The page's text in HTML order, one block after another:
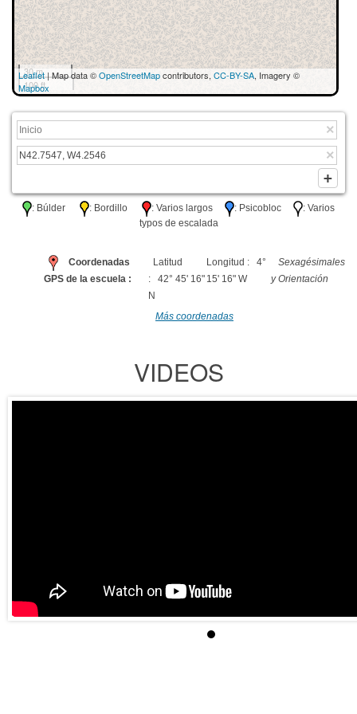
30 m
100 ft
Leaflet| Map data ©OpenStreetMapcontributors, CC-BY-SA, Imagery ©
Mapbox
: Búlder : Bordillo : Varios largos : Psicobloc
: Varios
typos de escalada
Coordenadas
GPS de la escuela :
Latitud
: 42° 45' 16"
N
Longitud : 4°
15' 16" W
Sexagésimales
y Orientación
Más coordenadas
VIDEOS